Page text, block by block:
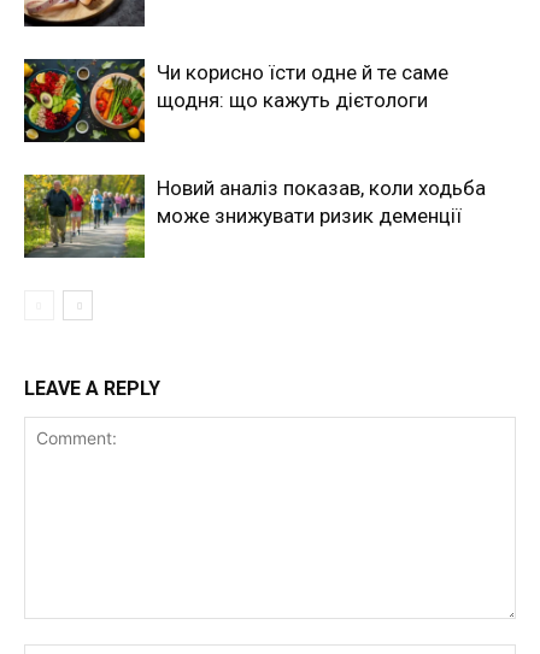
Чи корисно їсти одне й те саме
щодня: що кажуть дієтологи
Новий аналіз показав, коли ходьба
може знижувати ризик деменції
LEAVE A REPLY